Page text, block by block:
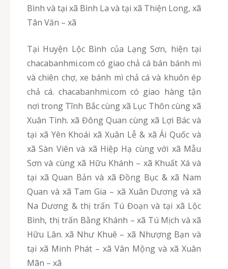
Bình và tại xã Bình La và tại xã Thiện Long, xã
Tân Văn – xã
Tại Huyện Lộc Bình của Lạng Sơn, hiện tại
chacabanhmi.com có giao chả cá bán bánh mì
và chiên chợ, xe bánh mì chả cá và khuôn ép
chả cá. chacabanhmi.com có giao hàng tận
nơi trong Tĩnh Bắc cùng xã Lục Thôn cùng xã
Xuân Tình. xã Đông Quan cùng xã Lợi Bác và
tại xã Yên Khoái xã Xuân Lễ & xã Ái Quốc và
xã Sàn Viên và xã Hiệp Hạ cùng với xã Mẫu
Sơn và cùng xã Hữu Khánh – xã Khuất Xá và
tại xã Quan Bản và xã Đồng Bục & xã Nam
Quan và xã Tam Gia – xã Xuân Dương và xã
Na Dương & thị trấn Tú Đoạn và tại xã Lộc
Bình, thị trấn Bằng Khánh – xã Tú Mịch và xã
Hữu Lân. xã Như Khuê – xã Nhượng Bạn và
tại xã Minh Phát – xã Vân Mộng và xã Xuân
Mãn – xã